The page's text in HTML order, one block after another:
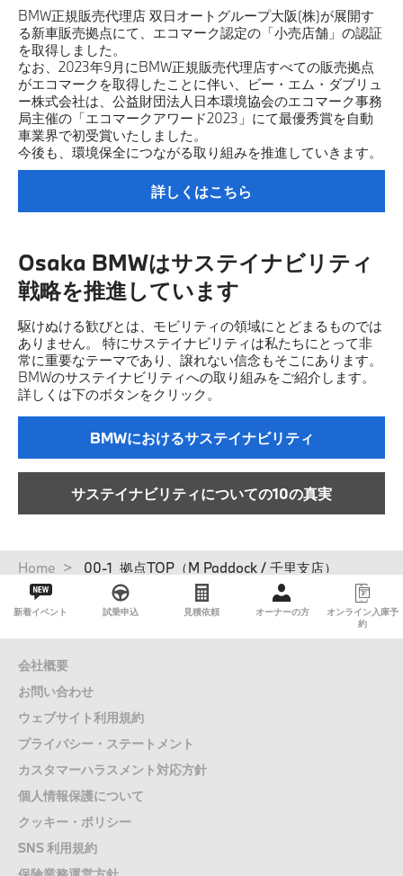
BMW正規販売代理店 双日オートグループ大阪(株)が展開す
る新車販売拠点にて、エコマーク認定の「小売店舗」の認証
を取得しました。
なお、2023年9月にBMW正規販売代理店すべての販売拠点
がエコマークを取得したことに伴い、ビー・エム・ダブリュ
ー株式会社は、公益財団法人日本環境協会のエコマーク事務
局主催の「エコマークアワード2023」にて最優秀賞を自動
車業界で初受賞いたしました。
今後も、環境保全につながる取り組みを推進していきます。
詳しくはこちら
Osaka BMWはサステイナビリティ
戦略を推進しています
駆けぬける歓びとは、モビリティの領域にとどまるものでは
ありません。 特にサステイナビリティは私たちにとって非
常に重要なテーマであり、譲れない信念もそこにあります。
BMWのサステイナビリティへの取り組みをご紹介します。
詳しくは下のボタンをクリック。
BMWにおけるサステイナビリティ
サステイナビリティについての10の真実
パ
ン
く
ず
Home 00-1_拠点TOP（M Paddock / 千里支店）
新着イベント 試乗申込 見積依頼 オーナーの方
オンライン入庫予
約
会社概要
お問い合わせ
ウェブサイト利用規約
プライバシー・ステートメント
カスタマーハラスメント対応方針
個人情報保護について
クッキー・ポリシー
SNS 利用規約